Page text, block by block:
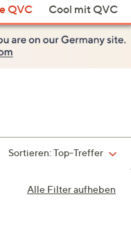
QVC Cool mit QVC
Sortieren:Top-Treffer
Alle Filter aufheben